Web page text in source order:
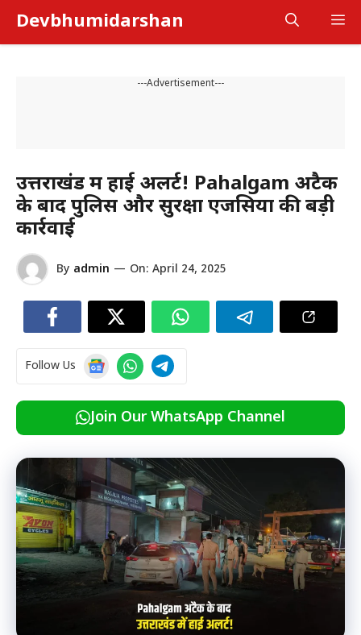
content
Devbhumidarshan
---Advertisement---
उत्तराखंड में हाई अलर्ट! Pahalgam अटैक
के बाद पुलिस और सुरक्षा एजेंसियों की बड़ी
कार्रवाई
By admin — On: April 24, 2025
Follow Us
Join Our WhatsApp Channel